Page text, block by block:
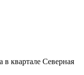
квартале Северная